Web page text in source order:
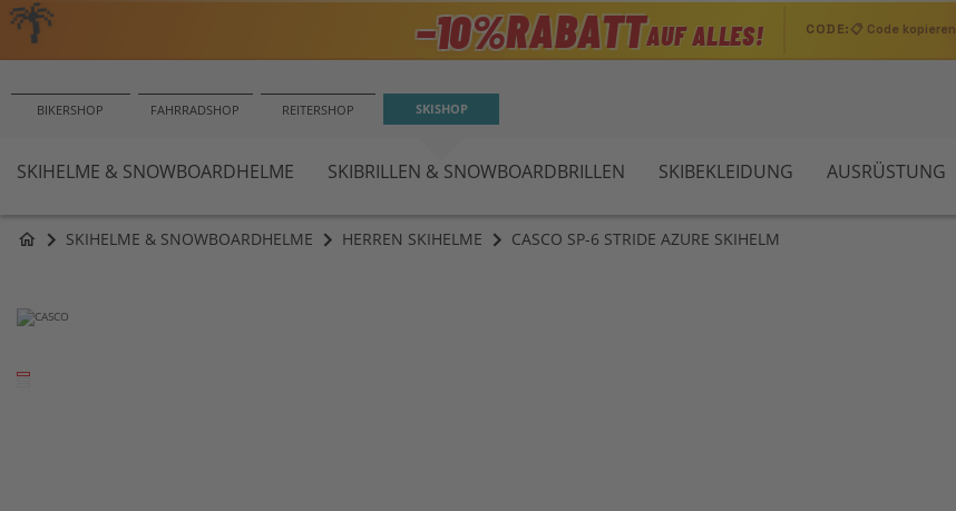
🌴 −10%RABATTAUF ALLES! CODE: 📋 Code kopieren
BIKERSHOP FAHRRADSHOP REITERSHOP SKISHOP
SKIHELME & SNOWBOARDHELME SKIBRILLEN & SNOWBOARDBRILLEN SKIBEKLEIDUNG AUSRÜSTUNG
home SKIHELME & SNOWBOARDHELME HERREN SKIHELME CASCO SP-6 STRIDE AZURE SKIHELM
Zum
Bildergalerie